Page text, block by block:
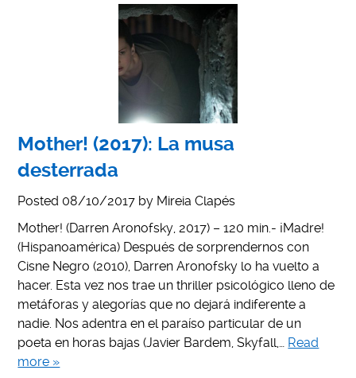
Mother! (2017): La musa
desterrada
Posted 08/10/2017 by Mireia Clapés
Mother! (Darren Aronofsky, 2017) – 120 min.- ¡Madre!
(Hispanoamérica) Después de sorprendernos con
Cisne Negro (2010), Darren Aronofsky lo ha vuelto a
hacer. Esta vez nos trae un thriller psicológico lleno de
metáforas y alegorías que no dejará indiferente a
nadie. Nos adentra en el paraíso particular de un
poeta en horas bajas (Javier Bardem, Skyfall,… Read
more »